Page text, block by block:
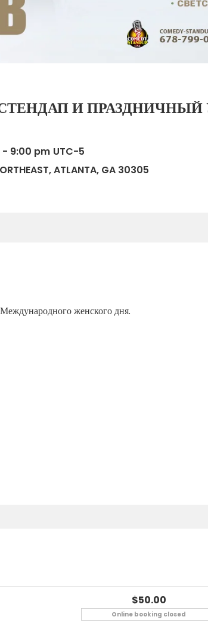
И ПРАЗДНИЧНЫЙ
- 9:00 pm UTC-5
ATLANTA, GA 30305
женского дня.
$50.00
Online booking closed